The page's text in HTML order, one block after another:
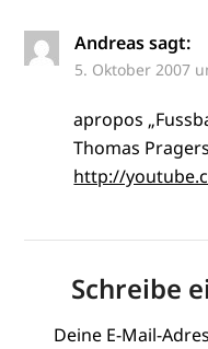
Andreas sagt:
5. Oktober 2007
apropos
Thomas
http://
Schreibe
Deine E-Mail-